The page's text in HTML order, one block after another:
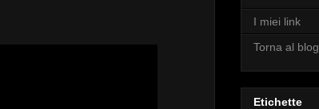
I miei link
Torna al blog
Etichette